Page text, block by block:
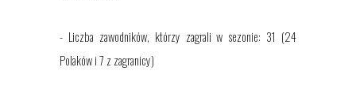
- Liczba zawodników, którzy zagrali w sezonie: 31 (24
Polaków i 7 z zagranicy)